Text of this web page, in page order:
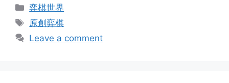
Categories
弈棋世界
Tags
原創弈棋
Leave a comment